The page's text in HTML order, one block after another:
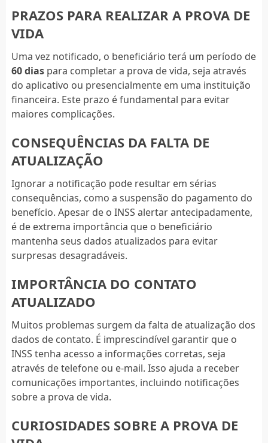
PRAZOS PARA REALIZAR A PROVA DE
VIDA
Uma vez notificado, o beneficiário terá um período de
60 diaspara completar a prova de vida, seja através
do aplicativo ou presencialmente em uma instituição
financeira. Este prazo é fundamental para evitar
maiores complicações.
CONSEQUÊNCIAS DA FALTA DE
ATUALIZAÇÃO
Ignorar a notificação pode resultar em sérias
consequências, como a suspensão do pagamento do
benefício. Apesar de o INSS alertar antecipadamente,
é de extrema importância que o beneficiário
mantenha seus dados atualizados para evitar
surpresas desagradáveis.
IMPORTÂNCIA DO CONTATO
ATUALIZADO
Muitos problemas surgem da falta de atualização dos
dados de contato. É imprescindível garantir que o
INSS tenha acesso a informações corretas, seja
através de telefone ou e-mail. Isso ajuda a receber
comunicações importantes, incluindo notificações
sobre a prova de vida.
CURIOSIDADES SOBRE A PROVA DE